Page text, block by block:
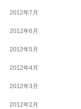
2012年7月
2012年6月
2012年5月
2012年4月
2012年3月
2012年2月